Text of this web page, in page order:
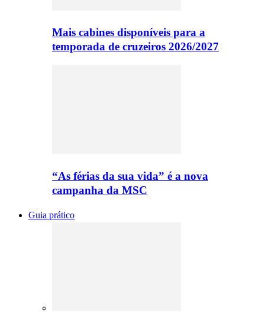
Mais cabines disponíveis para a
temporada de cruzeiros 2026/2027
“As férias da sua vida” é a nova
campanha da MSC
Guia prático